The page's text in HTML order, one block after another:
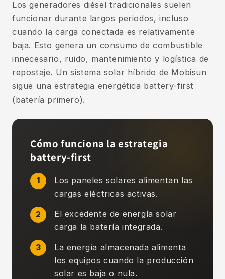
Los generadores diésel tradicionales suelen
funcionar durante largos periodos, incluso
cuando la carga conectada es relativamente
baja. Esto genera un consumo de combustible
innecesario, ruido, mantenimiento y logística de
repostaje. Un sistema solar híbrido de Mobisun
sigue una estrategia energética battery-first
(batería primero).
Cómo funciona la estrategia
battery-first
Los paneles solares alimentan las
cargas eléctricas activas.
El excedente de energía solar
carga la batería integrada.
La energía almacenada alimenta
los equipos cuando la producción
solar es baja o nula.